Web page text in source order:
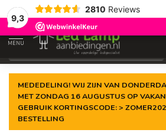
9,3
2810 Reviews
Gegarandeerde delaagste prijs
MENU
MEDEDELING! WIJ ZIJN VAN
MET ZONDAG 16 AUGUSTUS OP
GEBRUIK KORTINGSCODE: >
BESTELLING